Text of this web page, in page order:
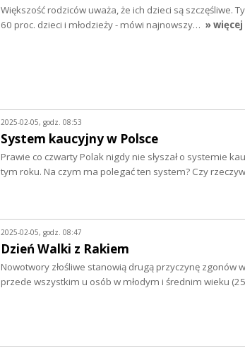
Większość rodziców uważa, że ich dzieci są szczęśliwe.
60 proc. dzieci i młodzieży - mówi najnowszy… » więcej
2025-02-05, godz. 08:53
System kaucyjny w Polsce
Prawie co czwarty Polak nigdy nie słyszał o systemie
tym roku. Na czym ma polegać ten system? Czy
2025-02-05, godz. 08:47
Dzień Walki z Rakiem
Nowotwory złośliwe stanowią drugą przyczynę
przede wszystkim u osób w młodym i średnim wieku